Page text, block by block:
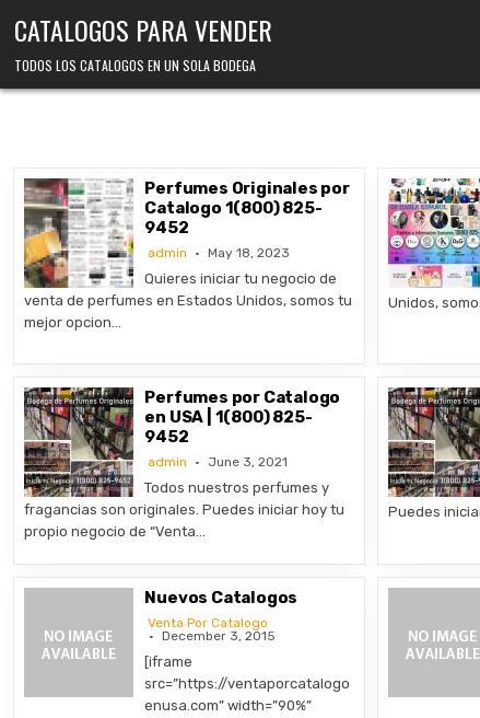
CATALOGOS PARA VENDER
TODOS LOS CATALOGOS EN UN SOLA BODEGA
Perfumes Originales por
Catalogo 1(800) 825-
9452
admin May 18, 2023
Quieres iniciar tu negocio de
venta de perfumes en Estados Unidos, somos tu
mejor opcion…
Unidos,
Perfumes por Catalogo
en USA | 1(800) 825-
9452
admin June 3, 2021
Todos nuestros perfumes y
fragancias son originales. Puedes iniciar hoy tu
propio negocio de “Venta…
Puedes
Nuevos Catalogos
Venta Por Catalogo
December 3, 2015
[iframe
src=”https://ventaporcatalogo
enusa.com” width=”90%”